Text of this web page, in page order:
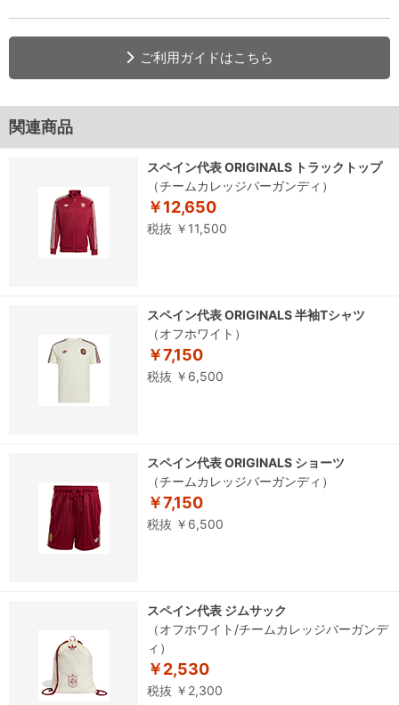
ご利用ガイドはこちら
関連商品
スペイン代表 ORIGINALS トラックトップ
（チームカレッジバーガンディ）
￥12,650
税抜 ￥11,500
スペイン代表 ORIGINALS 半袖Tシャツ
（オフホワイト）
￥7,150
税抜 ￥6,500
スペイン代表 ORIGINALS ショーツ
（チームカレッジバーガンディ）
￥7,150
税抜 ￥6,500
スペイン代表 ジムサック
（オフホワイト/チームカレッジバーガンデ
ィ）
￥2,530
税抜 ￥2,300